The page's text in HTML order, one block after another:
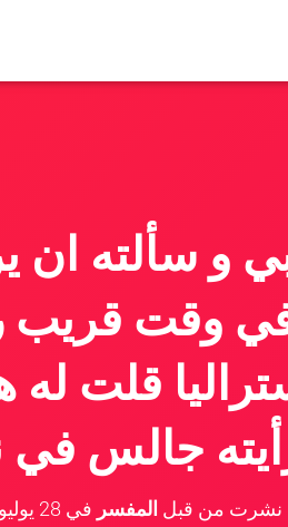
و سألته ان
وقت قريب
قلت
جالس
نشرت من قبل المفسر في 28 يوليو، 2023